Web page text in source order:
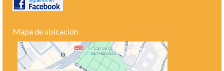
Mapa de ubicación